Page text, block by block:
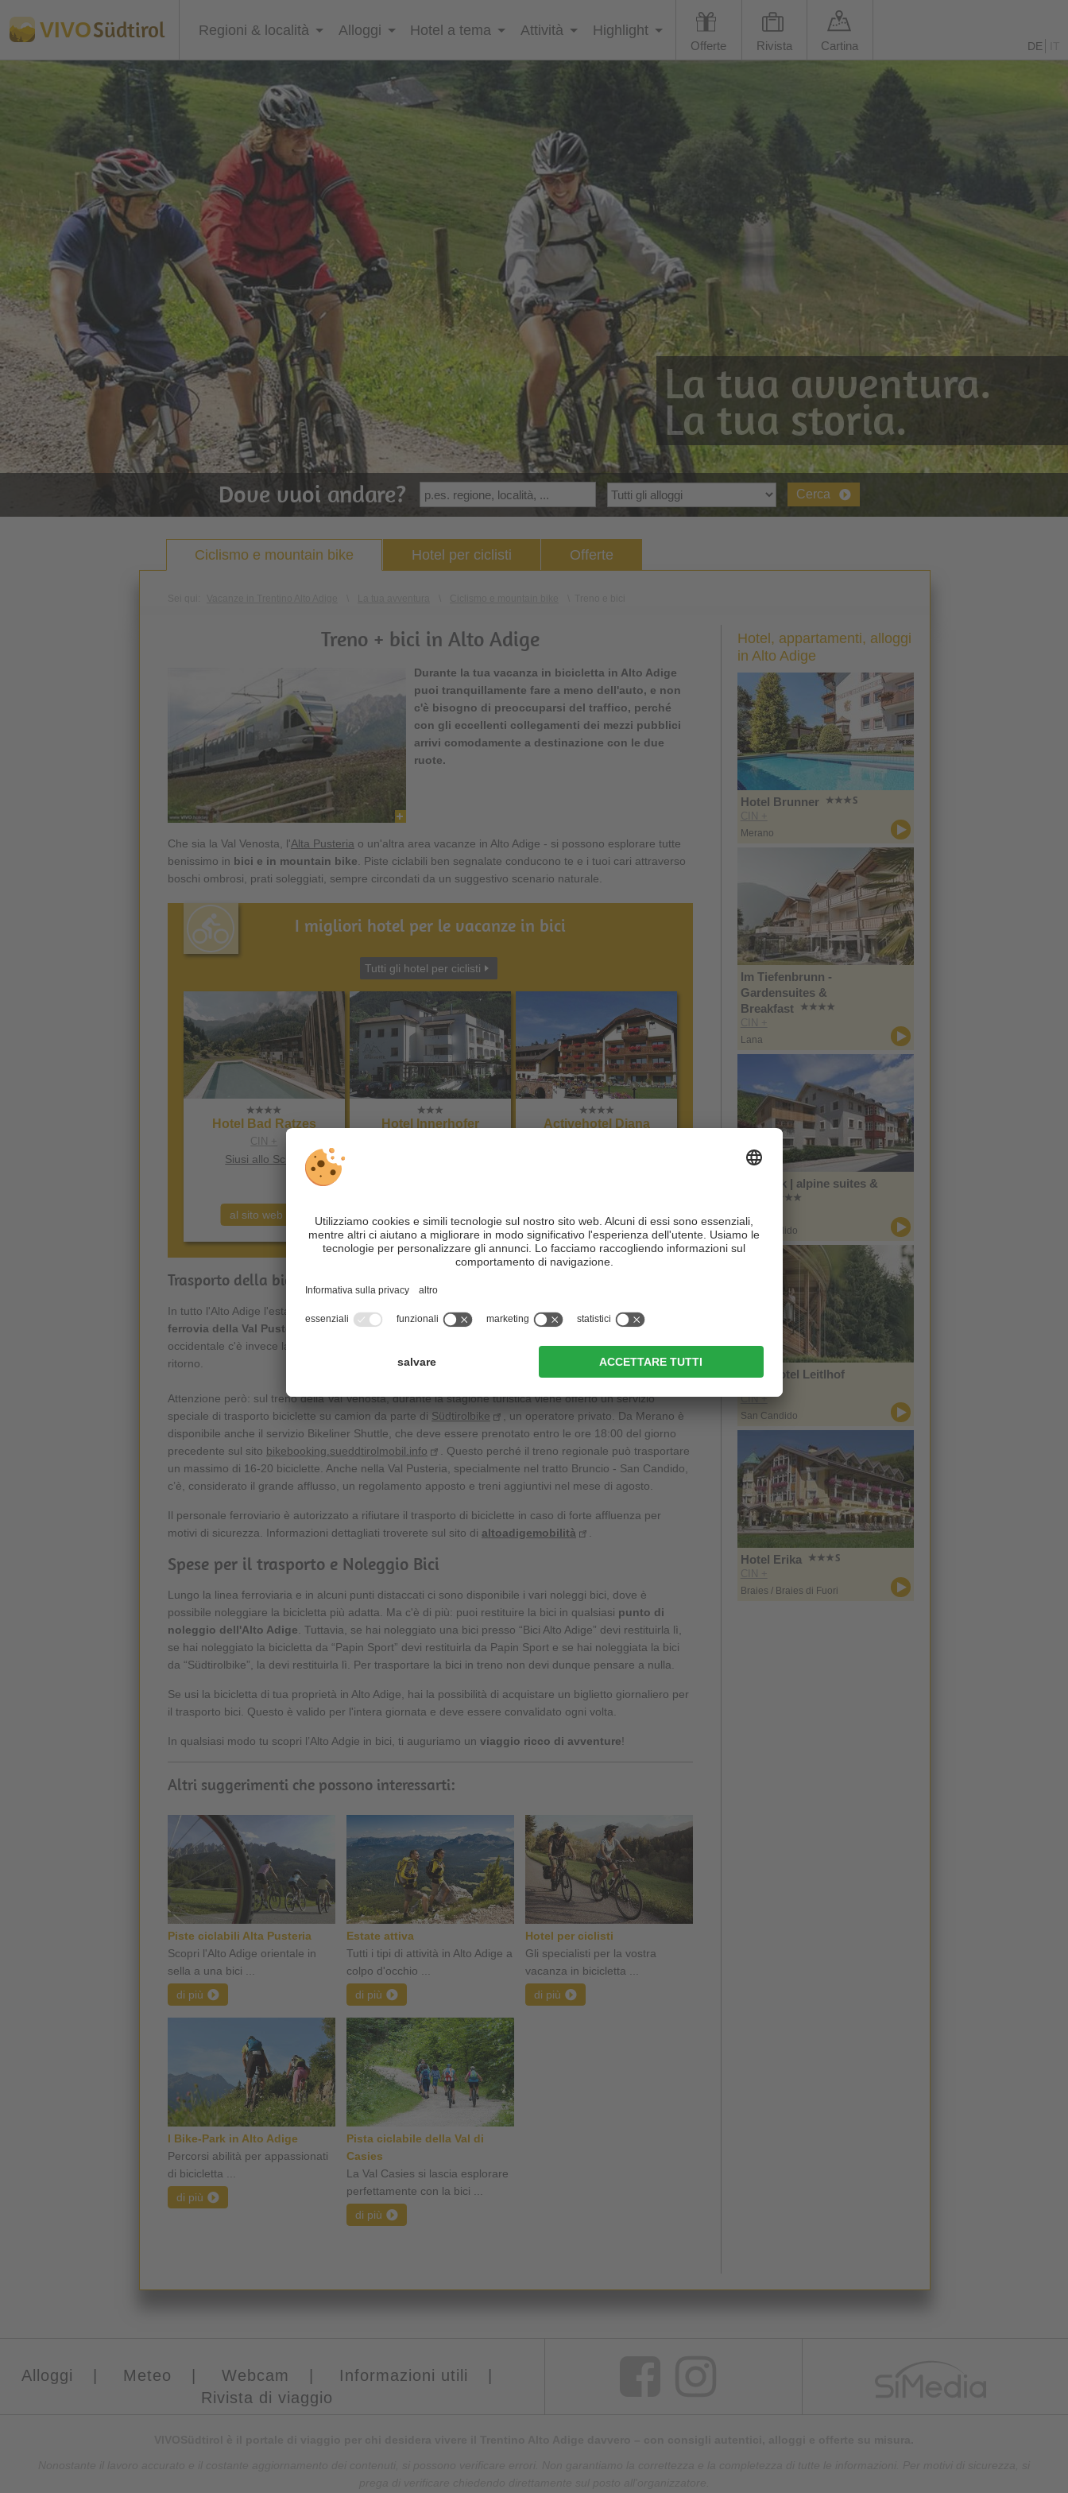
VIVOSüdtirol Regioni & località Alloggi Hotel a tema Attività Highlight
Offerte Rivista Cartina DE
La tua avventura.
La tua storia.
Dove vuoi andare? Cerca
Ciclismo e mountain bike Hotel per ciclisti Offerte
Treno + bici in Alto Adige
Durante la tua vacanza in bicicletta in Alto Adige
puoi tranquillamente fare a meno dell'auto, e non
c'è bisogno di preoccuparsi del traffico, perché
con gli eccellenti collegamenti dei mezzi pubblici
arrivi comodamente a destinazione con le due
ruote.
Che sia la Val Venosta, l'Alta Pusteria o un'altra area vacanze in Alto Adige - si possono esplorare tutte
benissimo in bici e in mountain bike . Piste ciclabili ben segnalate conducono te e i tuoi cari attraverso
boschi ombrosi, prati soleggiati, sempre circondati da un suggestivo scenario naturale.
I migliori hotel per le vacanze in bici
Tutti gli hotel per ciclisti
Hotel Bad Ratzes
CIN +
Siusi allo Sciliar
al sito web
Hotel Innerhofer
al sito web
Activehotel Diana
al sito web
Trasporto della bicicletta in treno
In tutto l'Alto Adige l'estate è all'insegna del motto " Treno+bici
". Nell'Alto Adige orientale, è disponibile la
ferrovia della Val Pusteria
che fa la spola tra Bressanone e Lienz, nel Tirolo orientale. Nell'Alto Adige
occidentale c'è invece la
che ti porta avanti e indietro da Malles a Merano e
ritorno.
Attenzione però: sul treno della Val Venosta, durante la stagione turistica viene offerto un servizio
speciale di trasporto biciclette su camion da parte di Südtirolbike
, un operatore privato. Da Merano è
disponibile anche il servizio Bikeliner Shuttle, che deve essere prenotato entro le ore 18:00 del giorno
precedente sul sito bikebooking.sueddtirolmobil.info
. Questo perché il treno regionale può trasportare
un massimo di 16-20 biciclette. Anche nella Val Pusteria, specialmente nel tratto Bruncio - San Candido,
c’è, considerato il grande afflusso, un regolamento apposto e treni aggiuntivi nel mese di agosto.
Il personale ferroviario è autorizzato a rifiutare il trasporto di biciclette in caso di forte affluenza per
motivi di sicurezza. Informazioni dettagliati troverete sul sito di altoadigemobilità
Spese per il trasporto e Noleggio Bici
Lungo la linea ferroviaria e in alcuni punti distaccati ci sono disponibile i vari noleggi bici, dove è
possibile noleggiare la bicicletta più adatta. Ma c'è di più: puoi restituire la bici in qualsiasi punto di
noleggio dell'Alto Adige . Tuttavia, se hai noleggiato una bici presso “Bici Alto Adige” devi restituirla lì,
se hai noleggiato la bicicletta da “Papin Sport” devi restituirla da Papin Sport e se hai noleggiata la bici
da “Südtirolbike”, la devi restituirla lì. Per trasportare la bici in treno non devi dunque pensare a nulla.
Se usi la bicicletta di tua proprietà in Alto Adige, hai la possibilità di acquistare un biglietto giornaliero per
il trasporto bici. Questo è valido per l'intera giornata e deve essere convalidato ogni volta.
In qualsiasi modo tu scopri l’Alto Adgie in bici, ti auguriamo un viaggio ricco di avventure!
Altri suggerimenti che possono interessarti:
Piste ciclabili Alta Pusteria
Scopri l'Alto Adige orientale in
sella a una bici ...
di più
Estate attiva
Tutti i tipi di attività in Alto Adige a
colpo d'occhio ...
di più
Hotel per ciclisti
Gli specialisti per la vostra
vacanza in bicicletta ...
di più
I Bike-Park in Alto Adige
Percorsi abilità per appassionati
di bicicletta ...
di più
Pista ciclabile della Val di
Casies
La Val Casies si lascia esplorare
perfettamente con la bici ...
di più
Hotel, appartamenti, alloggi
in Alto Adige
Hotel Brunner
CIN +
Merano
Im Tiefenbrunn -
Gardensuites &
Breakfast
CIN +
Lana
Zin Park | alpine suites &
San Candido
Naturhotel Leitlhof
CIN +
San Candido
Hotel Erika
CIN +
Braies / Braies di Fuori
Alloggi Meteo Webcam Informazioni utili
Rivista di viaggio